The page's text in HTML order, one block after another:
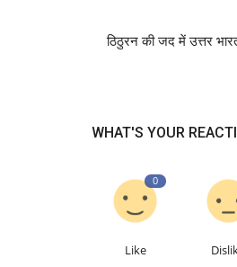
ठिठुरन की जद में उत्तर
WHAT'S YOUR
0
Like